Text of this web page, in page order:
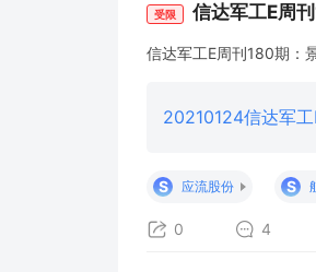
受限 信达军工E周
信达军工E周刊180期：
20210124信达军
S 应流股份 S
0 4